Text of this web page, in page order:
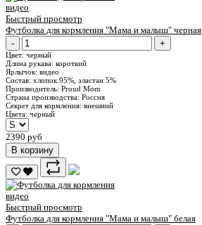
видео
Быстрый просмотр
Футболка для кормления "Мама и малыш" черная
-
+
Цвет: черный
Длина рукава: короткий
Ярлычок: видео
Состав: хлопок 95%, эластан 5%
Производитель: Proud Mom
Страна производства: Россия
Секрет для кормления: внешний
Цвета: черный
2390 руб
В корзину
видео
Быстрый просмотр
Футболка для кормления "Мама и малыш" белая